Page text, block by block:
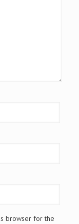
browser for the